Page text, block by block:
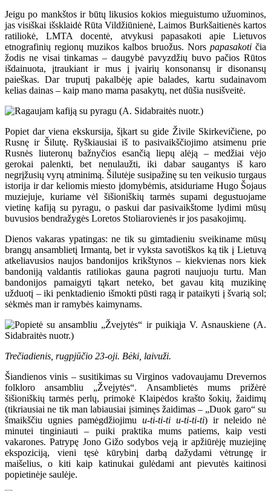
Jeigu po mankštos ir būtų likusios kokios mieguistumo užuominos,
jas visiškai išsklaidė Rūta Vildžiūnienė, Laimos Burkšaitienės kartos
ratiliokė, LMTA docentė, atvykusi papasakoti apie Lietuvos
etnografinių regionų muzikos kalbos bruožus. Nors papasakoti čia
žodis ne visai tinkamas – daugybė pavyzdžių buvo pačios Rūtos
išdainuota, įtraukiant ir mus į įvairių konsonansų ir disonansų
paieškas. Dar truputį pakalbėję apie balades, kartu sudainavom
kelias dainas – kaip mano mama pasakytų, net dūšia nusišveitė.
Popiet dar viena ekskursija, šįkart su gide Živile Skirkevičiene, po
Rusnę ir Šilutę. Ryškiausiai iš to pasivaikščiojimo atsimenu prie
Rusnės liuteronų bažnyčios esančią liepų alėją – medžiai vėjo
gerokai palenkti, bet nenulaužti, iki dabar saugantys iš karo
negrįžusių vyrų atminimą. Šilutėje susipažinę su ten veikusio turgaus
istorija ir dar keliomis miesto įdomybėmis, atsiduriame Hugo Šojaus
muziejuje, kuriame vėl šišioniškių tarmės supami degustuojame
vietinę kafiją su pyragu, o paskui dar pasivaikštome lydimi mūsų
buvusios bendražygės Loretos Stoliarovienės ir jos pasakojimų.
Dienos vakaras ypatingas: ne tik su gimtadieniu sveikiname mūsų
brangų ansamblietį Irmantą, bet ir vyksta savotiškos ką tik į Lietuvą
atkeliavusios naujos bandonijos krikštynos – kiekvienas nors kiek
bandoniją valdantis ratiliokas gauna pagroti naujuoju turtu. Man
bandonijos pamaigyti tąkart neteko, bet gavau kitą muzikinę
užduotį – iki penktadienio išmokti pūsti ragą ir pataikyti į švarią sol;
sėkmės man ir ramybės kaimynams.
Trečiadienis, rugpjūčio 23-oji. Bėki, laivuži.
Šiandienos vinis – susitikimas su Virginos vadovaujamu Drevernos
folkloro ansambliu „Žvejytės“. Ansamblietės mums prižėrė
šišioniškių tarmės perlų, primokė Klaipėdos krašto šokių, žaidimų
(tikriausiai ne tik man labiausiai įsiminęs žaidimas – „Duok garo“ su
šmaikščiu ugnies pamėgdžiojimu u-ti-ti-ti u-ti-ti-ti) ir neleido nė
minutei tinginiauti – puiki praktika mums patiems, kaip vesti
vakarones. Patrypę Jono Gižo sodybos veją ir apžiūrėję muziejinę
ekspoziciją, vieni tęsė kūrybinį darbą dažydami vėtrungę ir
maišelius, o kiti kaip katinukai gulėdami ant pievutės kaitinosi
popietinėje saulėje.